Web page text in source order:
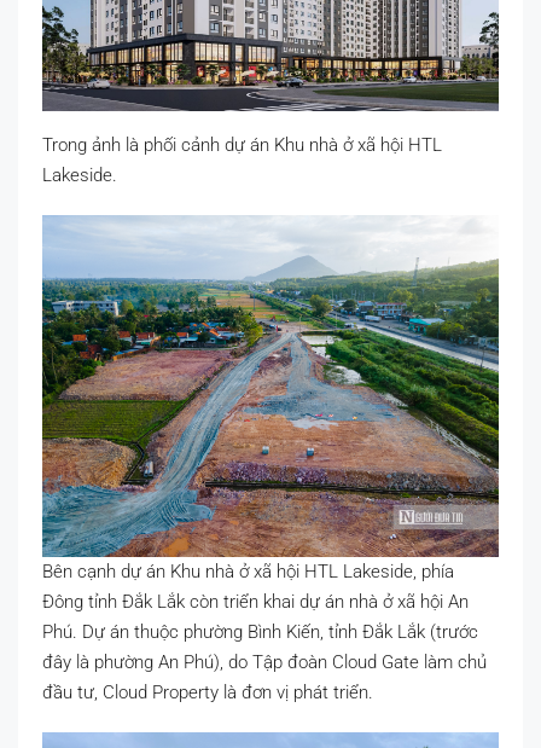
Trong ảnh là phối cảnh dự án Khu nhà ở xã hội HTL
Lakeside.
Bên cạnh dự án Khu nhà ở xã hội HTL Lakeside, phía
Đông tỉnh Đắk Lắk còn triển khai dự án nhà ở xã hội An
Phú. Dự án thuộc phường Bình Kiến, tỉnh Đắk Lắk (trước
đây là phường An Phú), do Tập đoàn Cloud Gate làm chủ
đầu tư, Cloud Property là đơn vị phát triển.